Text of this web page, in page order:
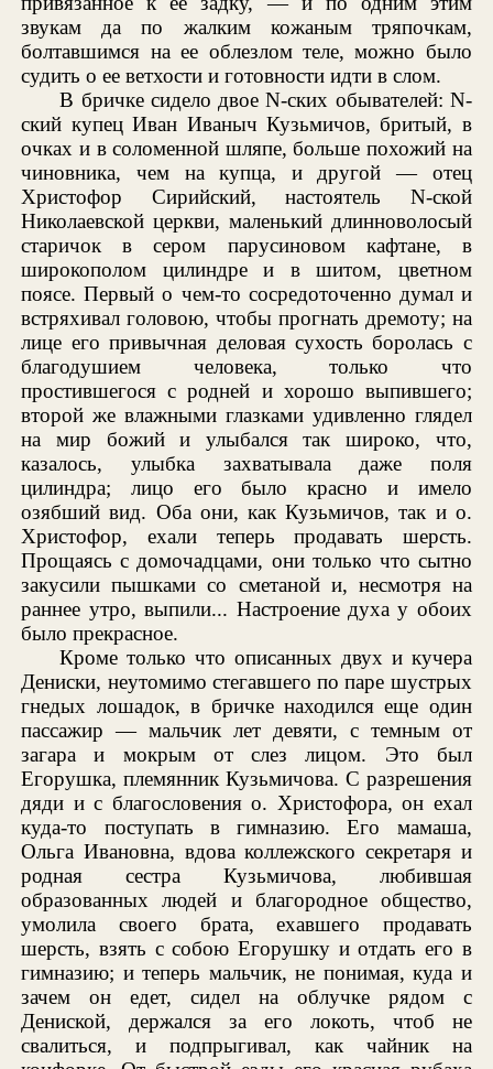
звукам да по жалким кожаным тряпочкам,
болтавшимся на ее облезлом теле, можно было
судить о ее ветхости и готовности идти в слом.
В бричке сидело двое N-ских обывателей: N-
ский купец Иван Иваныч Кузьмичов, бритый, в
очках и в соломенной шляпе, больше похожий на
чиновника, чем на купца, и другой — отец
Христофор Сирийский, настоятель N-ской
Николаевской церкви, маленький длинноволосый
старичок в сером парусиновом кафтане, в
широкополом цилиндре и в шитом, цветном
поясе. Первый о чем-то сосредоточенно думал и
встряхивал головою, чтобы прогнать дремоту; на
лице его привычная деловая сухость боролась с
благодушием человека, только что
простившегося с родней и хорошо выпившего;
второй же влажными глазками удивленно глядел
на мир божий и улыбался так широко, что,
казалось, улыбка захватывала даже поля
цилиндра; лицо его было красно и имело
озябший вид. Оба они, как Кузьмичов, так и о.
Христофор, ехали теперь продавать шерсть.
Прощаясь с домочадцами, они только что сытно
закусили пышками со сметаной и, несмотря на
раннее утро, выпили... Настроение духа у обоих
было прекрасное.
Кроме только что описанных двух и кучера
Дениски, неутомимо стегавшего по паре шустрых
гнедых лошадок, в бричке находился еще один
пассажир — мальчик лет девяти, с темным от
загара и мокрым от слез лицом. Это был
Егорушка, племянник Кузьмичова. С разрешения
дяди и с благословения о. Христофора, он ехал
куда-то поступать в гимназию. Его мамаша,
Ольга Ивановна, вдова коллежского секретаря и
родная сестра Кузьмичова, любившая
образованных людей и благородное общество,
умолила своего брата, ехавшего продавать
шерсть, взять с собою Егорушку и отдать его в
гимназию; и теперь мальчик, не понимая, куда и
зачем он едет, сидел на облучке рядом с
Дениской, держался за его локоть, чтоб не
свалиться, и подпрыгивал, как чайник на